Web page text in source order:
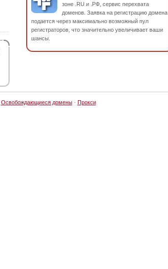
зоне .RU и .РФ, сервис перехвата
доменов. Заявка на регистрацию домена
подается через максимально возможный пул
регистраторов, что значительно увеличивает ваши
шансы.
Освобождающиеся домены· Прокси